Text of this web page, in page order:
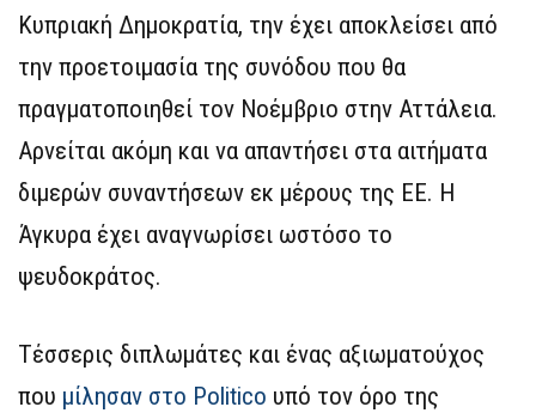
Κυπριακή Δημοκρατία, την έχει αποκλείσει από
την προετοιμασία της συνόδου που θα
πραγματοποιηθεί τον Νοέμβριο στην Αττάλεια.
Αρνείται ακόμη και να απαντήσει στα αιτήματα
διμερών συναντήσεων εκ μέρους της ΕΕ. Η
Άγκυρα έχει αναγνωρίσει ωστόσο το
ψευδοκράτος.
Τέσσερις διπλωμάτες και ένας αξιωματούχος
που μίλησαν στο Politico υπό τον όρο της